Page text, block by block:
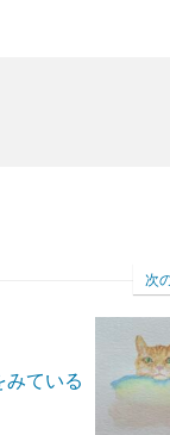
次
みている